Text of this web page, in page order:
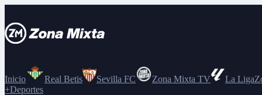
Inicio Real Betis Sevilla FC Zona Mixta TV La Liga
+Deportes